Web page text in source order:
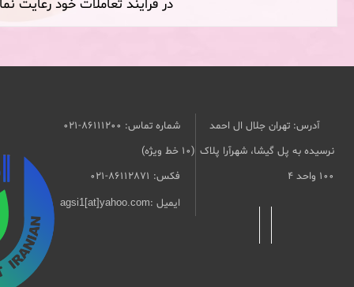
در فرایند تعاملات خود رعایت
آدرس: تهران جلال ال احمد
نرسیده به پل گیشا، شهرآرا پلاک
۱۰۰ واحد ۴
شماره تماس: 86111200-021
(10 خط ویژه)
فکس: 86112871-021
ایمیل :agsi1[at]yahoo.com